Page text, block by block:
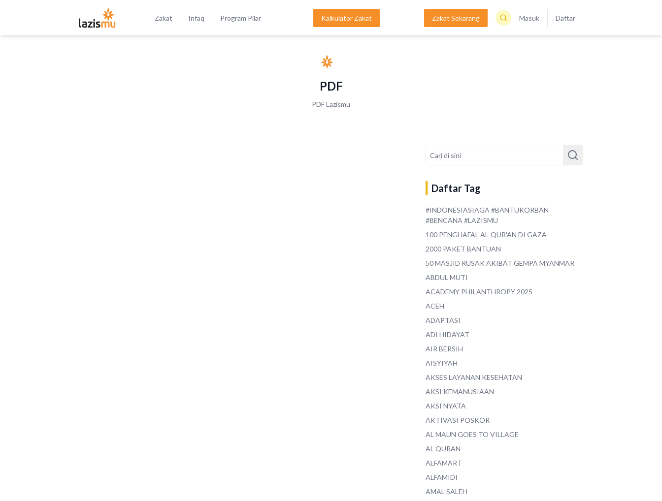
Zakat Infaq Program Pilar Kalkulator Zakat Zakat Sekarang Masuk Daftar
PDF
PDF Lazismu
Daftar Tag
#INDONESIASIAGA #BANTUKORBAN
#BENCANA #LAZISMU
100 PENGHAFAL AL-QUR'AN DI GAZA
2000 PAKET BANTUAN
50 MASJID RUSAK AKIBAT GEMPA MYANMAR
ABDUL MUTI
ACADEMY PHILANTHROPY 2025
ACEH
ADAPTASI
ADI HIDAYAT
AIR BERSIH
AISYIYAH
AKSES LAYANAN KESEHATAN
AKSI KEMANUSIAAN
AKSI NYATA
AKTIVASI POSKOR
AL MAUN GOES TO VILLAGE
AL QURAN
ALFAMART
ALFAMIDI
AMAL SALEH